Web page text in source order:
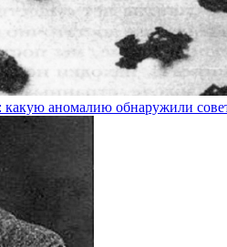
какую аномалию обнаружили